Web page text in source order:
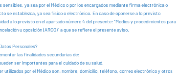
ya sea por el Médico o por los encargados mediante firma electrónica o
se establezca, ya sea físico o electrónico. En caso de oponerse a lo previsto
a lo previsto en el apartado número 4 del presente: “Medios y procedimientos para
u oposición (ARCO)” a que se refiere el presente aviso.
Personales?
las finalidades secundarias de:
ser importantes para el cuidado de su salud.
utilizados por el Médico son: nombre, domicilio, teléfono, correo electrónico y otros